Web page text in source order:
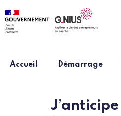
Panneau de gestion des
Aller au contenu
Aller à la navigation
Accueil Démarrage